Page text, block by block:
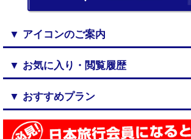
▼ アイコンのご案内
▼ お気に入り・閲覧履歴
▼ おすすめプラン